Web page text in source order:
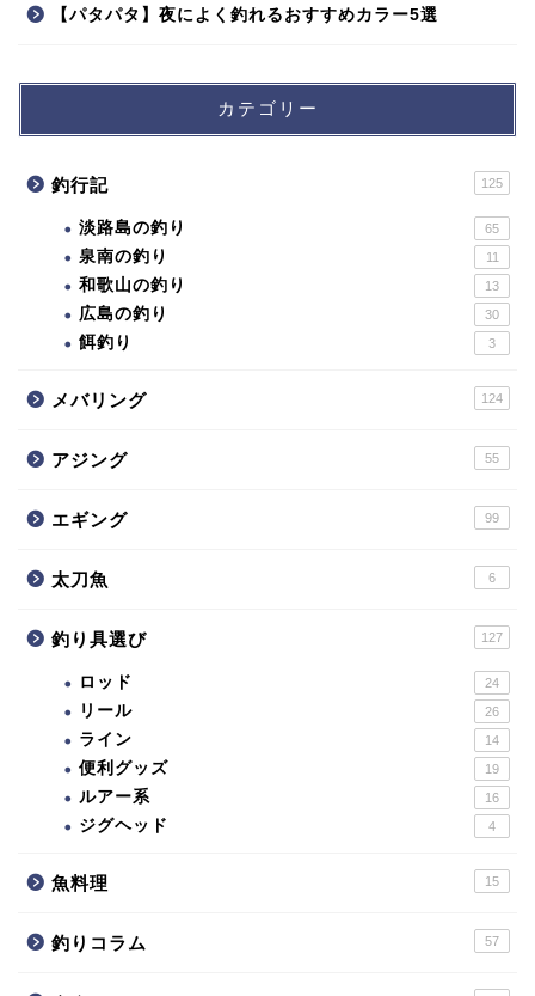
【パタパタ】夜によく釣れるおすすめカラー5選
カテゴリー
釣行記 125
淡路島の釣り 65
泉南の釣り 11
和歌山の釣り 13
広島の釣り 30
餌釣り 3
メバリング 124
アジング 55
エギング 99
太刀魚 6
釣り具選び 127
ロッド 24
リール 26
ライン 14
便利グッズ 19
ルアー系 16
ジグヘッド 4
魚料理 15
釣りコラム 57